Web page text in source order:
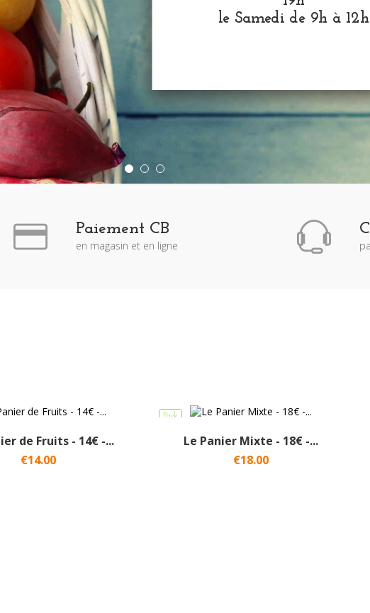
le Samedi de 9h à 12h
Paiement CB
en magasin et en ligne
de Fruits - 14€ -...
€14.00
Pack
Le Panier Mixte - 18€ -...
€18.00